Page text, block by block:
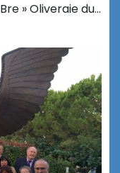
» Oliveraie du…